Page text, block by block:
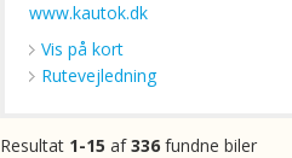
www.kautok.dk
Vis på kort
Rutevejledning
Resultat 1-15 af336 fundne biler